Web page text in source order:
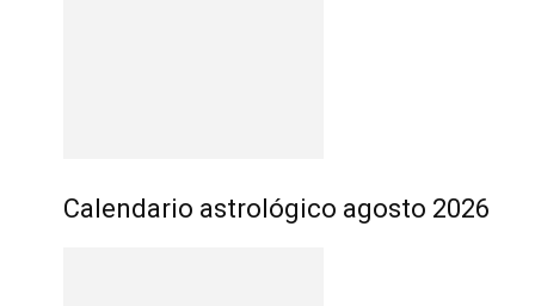
Calendario astrológico agosto 2026